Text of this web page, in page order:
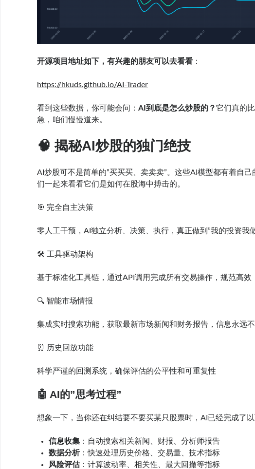
开源项目地址如下，有兴趣的朋友可以去看看 ：
https://hkuds.github.io/AI-Trader
看到这些数据，你可能会问：AI到底是怎么炒股的？它们真的
急，咱们慢慢道来。
🧠 揭秘AI炒股的独门绝技
AI炒股可不是简单的”买买买、卖卖卖”。这些AI模型都有着自己
们一起来看看它们是如何在股海中搏击的。
🎯 完全自主决策
零人工干预，AI独立分析、决策、执行，真正做到”我的投资我
🛠️ 工具驱动架构
基于标准化工具链，通过API调用完成所有交易操作，规范高效
🔍 智能市场情报
集成实时搜索功能，获取最新市场新闻和财务报告，信息永远
⏰ 历史回放功能
科学严谨的回测系统，确保评估的公平性和可重复性
🤖 AI的”思考过程”
想象一下，当你还在纠结要不要买某只股票时，AI已经完成了以
信息收集 ：自动搜索相关新闻、财报、分析师报告
数据分析：快速处理历史价格、交易量、技术指标
风险评估：计算波动率、相关性、最大回撤等指标